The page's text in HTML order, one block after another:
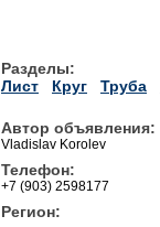
Разделы:
Лист
Круг Труба
Автор объявления:
Vladislav Korolev
Телефон:
+7 (903) 2598177
Регион: